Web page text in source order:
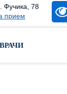
Фучика, 78
прием
ВРАЧИ